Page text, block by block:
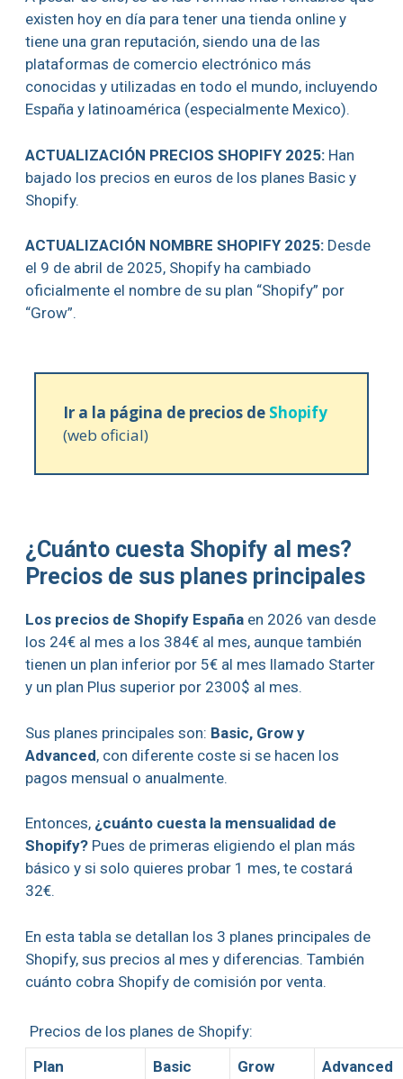
existen hoy en día para tener una tienda online y
tiene una gran reputación, siendo una de las
plataformas de comercio electrónico más
conocidas y utilizadas en todo el mundo, incluyendo
España y latinoamérica (especialmente Mexico).
ACTUALIZACIÓN PRECIOS SHOPIFY 2025:Han
bajado los precios en euros de los planes Basic y
Shopify.
ACTUALIZACIÓN NOMBRE SHOPIFY 2025:Desde
el 9 de abril de 2025, Shopify ha cambiado
oficialmente el nombre de su plan “Shopify” por
“Grow”.
Ir a la página de precios de Shopify
(web oficial)
¿Cuánto cuesta Shopify al mes?
Precios de sus planes principales
Los precios de Shopify Españaen 2026 van desde
los 24€ al mes a los 384€ al mes, aunque también
tienen un plan inferior por 5€ al mes llamado Starter
y un plan Plus superior por 2300$ al mes.
Sus planes principales son: Basic, Grow y
Advanced, con diferente coste si se hacen los
pagos mensual o anualmente.
Entonces, ¿cuánto cuesta la mensualidad de
Shopify?Pues de primeras eligiendo el plan más
básico y si solo quieres probar 1 mes, te costará
32€.
En esta tabla se detallan los 3 planes principales de
Shopify, sus precios al mes y diferencias. También
cuánto cobra Shopify de comisión por venta.
Precios de los planes de Shopify:
Plan
Basic Grow Advanced